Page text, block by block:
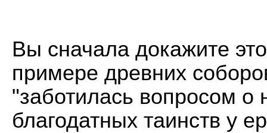
Вы сначала докажите
примере древних
"заботилась вопросом о
благодатных таинств у